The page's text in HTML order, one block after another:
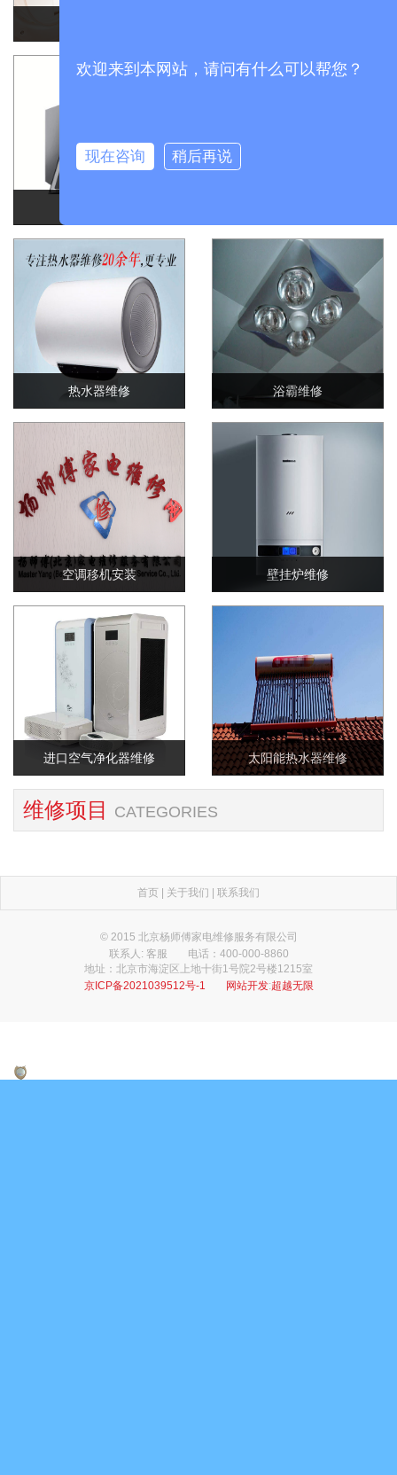
热水器维修 浴霸维修
空调移机安装 壁挂炉维修
进口空气净化器维修 太阳能热水器维修
维修项目 CATEGORIES
首页 | 关于我们 | 联系我们
© 2015 北京杨师傅家电维修服务有限公司
联系人: 客服
电话：400-000-8860
地址：北京市海淀区上地十街1号院2号楼1215室
京ICP备2021039512号-1
网站开发:超越无限
欢迎来到本网站，请问有什么可以帮您？
现在咨询 稍后再说